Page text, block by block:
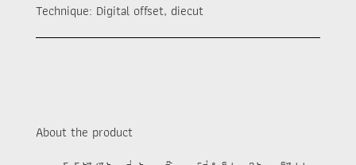
Technique: Digital offset, diecut
About the product